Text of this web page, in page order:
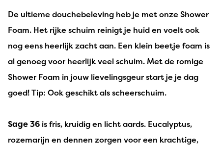
De ultieme douchebeleving heb je met onze Shower
Foam. Het rijke schuim reinigt je huid en voelt ook
nog eens heerlijk zacht aan. Een klein beetje foam is
al genoeg voor heerlijk veel schuim. Met de romige
Shower Foam in jouw lievelingsgeur start je je dag
goed! Tip: Ook geschikt als scheerschuim.
Sage 36 is fris, kruidig en licht aards. Eucalyptus,
rozemarijn en dennen zorgen voor een krachtige,